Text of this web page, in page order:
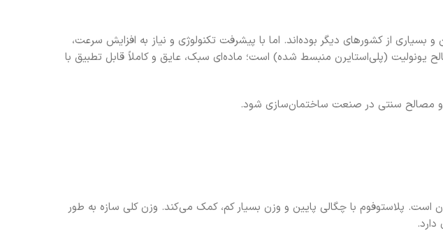
از کشورهای دیگر بوده‌اند. اما با پیشرفت تکنولوژی و نیاز به افزایش سرعت،
یونولیت (پلی‌استایرن منبسط شده) است؛ ماده‌ای سبک، عایق و کاملاً قابل تطبیق با
و مصالح سنتی در صنعت ساختمان‌سازی شود.
است. پلاستوفوم با چگالی پایین و وزن بسیار کم، کمک می‌کند. وزن کلی سازه به طور